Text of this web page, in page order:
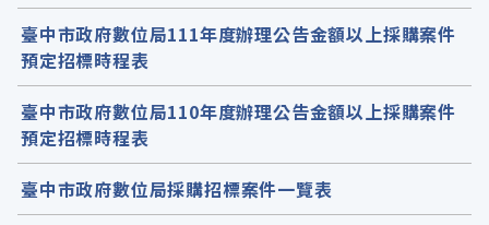
臺中市政府數位局111年度辦理公告金額以上採購案件
預定招標時程表
臺中市政府數位局110年度辦理公告金額以上採購案件
預定招標時程表
臺中市政府數位局採購招標案件一覽表